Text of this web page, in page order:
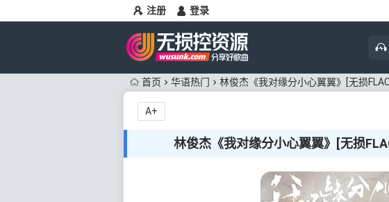
注册 登录
首页 华语热门 林俊杰《我对缘分小心翼翼》[无损
林俊杰《我对缘分小心翼翼》[无损
A+